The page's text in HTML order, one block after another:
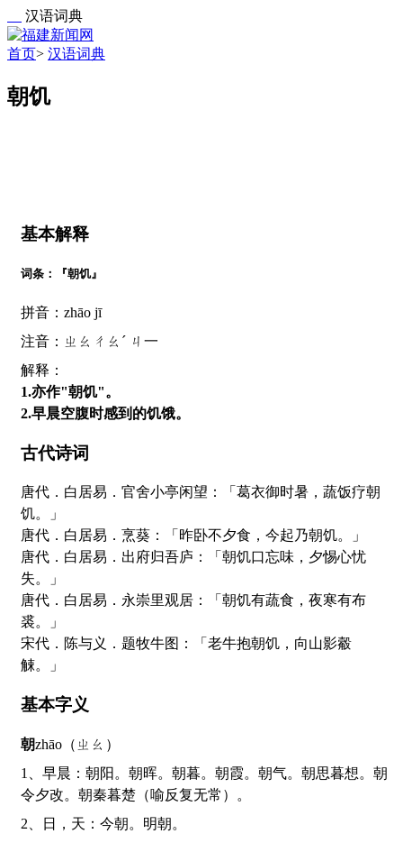
汉语词典
首页> 汉语词典
朝饥
基本解释
词条：『朝饥』
拼音：zhāo jī
注音：ㄓㄠㄔㄠˊ ㄐ一
解释：
1.亦作"朝饥"。
2.早晨空腹时感到的饥饿。
古代诗词
唐代．白居易．官舍小亭闲望：「葛衣御时暑，蔬饭疗朝
饥。」
唐代．白居易．烹葵：「昨卧不夕食，今起乃朝饥。」
唐代．白居易．出府归吾庐：「朝饥口忘味，夕惕心忧
失。」
唐代．白居易．永崇里观居：「朝饥有蔬食，夜寒有布
裘。」
宋代．陈与义．题牧牛图：「老牛抱朝饥，向山影觳
觫。」
基本字义
朝zhāo（ㄓㄠ）
1、早晨：朝阳。朝晖。朝暮。朝霞。朝气。朝思暮想。朝
令夕改。朝秦暮楚（喻反复无常）。
2、日，天：今朝。明朝。